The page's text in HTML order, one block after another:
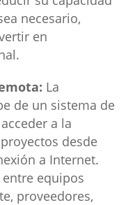
necesario,
en
La
de un sistema de
a la
desde
a Internet.
equipos
proveedores,